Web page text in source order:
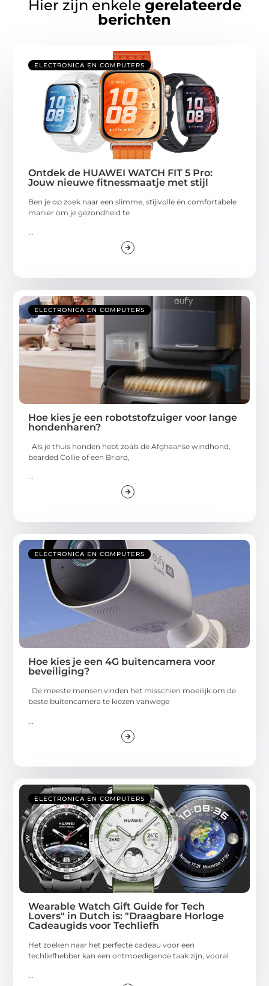
Hier zijn enkele gerelateerde
berichten
ELECTRONICA EN COMPUTERS
Ontdek de HUAWEI WATCH FIT 5 Pro:
Jouw nieuwe fitnessmaatje met stijl
Ben je op zoek naar een slimme, stijlvolle én comfortabele
manier om je gezondheid te
ELECTRONICA EN COMPUTERS
Hoe kies je een robotstofzuiger voor lange
hondenharen?
Als je thuis honden hebt zoals de Afghaanse windhond,
bearded Collie of een Briard,
...
ELECTRONICA EN COMPUTERS
Hoe kies je een 4G buitencamera voor
beveiliging?
De meeste mensen vinden het misschien moeilijk om de
beste buitencamera te kiezen vanwege
ELECTRONICA EN COMPUTERS
Wearable Watch Gift Guide for Tech
Lovers" in Dutch is: "Draagbare Horloge
Cadeaugids voor Techliefh
Het zoeken naar het perfecte cadeau voor een
techliefhebber kan een ontmoedigende taak zijn, vooral